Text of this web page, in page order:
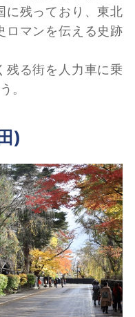
に残っており、東北
ロマンを伝える史跡
残る街を人力車に乗
。
)